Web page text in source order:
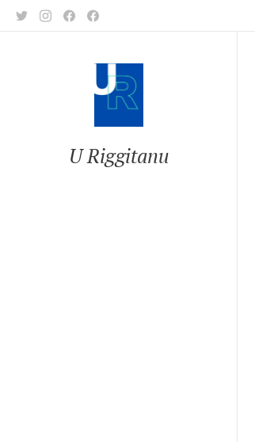
U Riggitanu